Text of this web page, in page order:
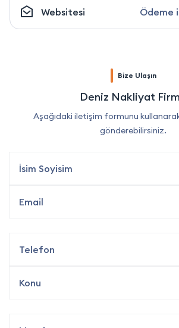
Websitesi Ödeme
Bize Ulaşın
Deniz Nakliyat
Aşağıdaki iletişim formunu
gönderebilirsiniz.